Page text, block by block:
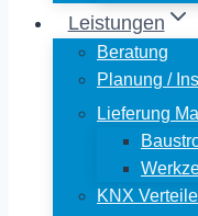
Leistungen
Beratung
Planung /
Lieferung
KNX